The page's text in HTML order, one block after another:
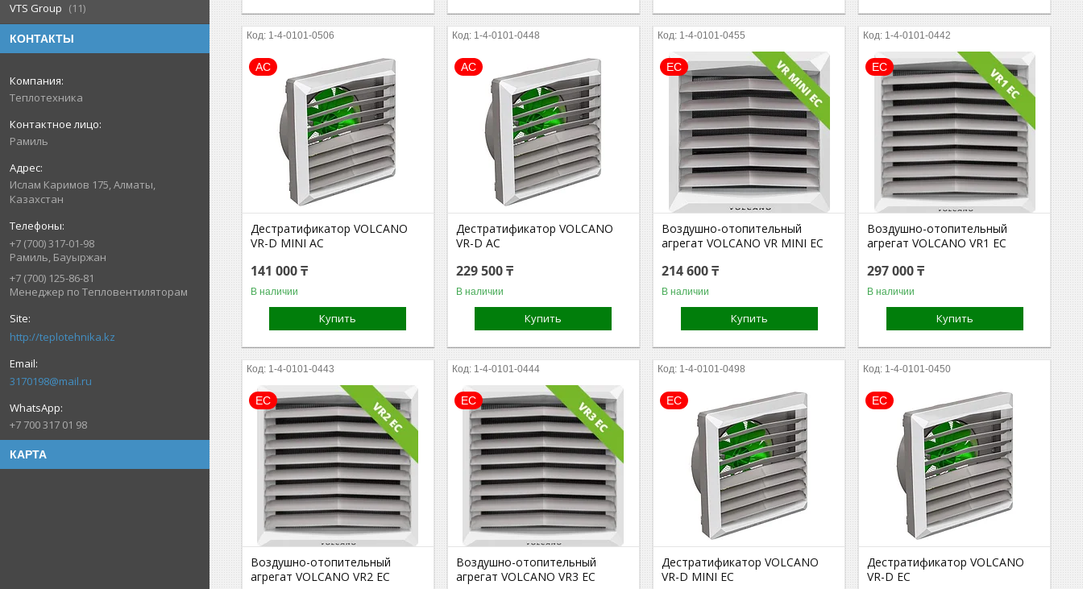
VTS Group 11
КОНТАКТЫ
Теплотехника
Рамиль
Ислам Каримов 175, Алматы,
Казахстан
+7 (700) 317-01-98
Рамиль, Бауыржан
+7 (700) 125-86-81
Менеджер по Тепловентиляторам
http://teplotehnika.kz
3170198@mail.ru
+7 700 317 01 98
КАРТА
1-4-0101-0506
AC
Дестратификатор VOLCANO
VR-D MINI AC
141 000 ₸
В наличии
Купить
1-4-0101-0448
АС
Дестратификатор VOLCANO
VR-D AC
229 500 ₸
В наличии
Купить
1-4-0101-0455
ЕС
Воздушно-отопительный
агрегат VOLCANO VR MINI EC
214 600 ₸
В наличии
Купить
1-4-0101-0442
ЕС
Воздушно-отопительный
агрегат VOLCANO VR1 EC
297 000 ₸
В наличии
Купить
1-4-0101-0443
ЕС
Воздушно-отопительный
агрегат VOLCANO VR2 EC
1-4-0101-0444
ЕС
Воздушно-отопительный
агрегат VOLCANO VR3 EC
1-4-0101-0498
EC
Дестратификатор VOLCANO
VR-D MINI EC
1-4-0101-0450
ЕС
Дестратификатор VOLCANO
VR-D EC